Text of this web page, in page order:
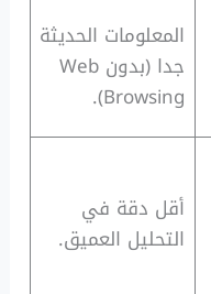
المعلومات الحديثة
جدا (بدون Web
Browsing).
أقل دقة في
التحليل العميق.